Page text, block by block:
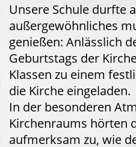
Unsere Schule durfte
außergewöhnliches
genießen: Anlässlich
Geburtstags der
Klassen zu einem
die Kirche eingeladen.
In der besonderen
Kirchenraums hörten
aufmerksam zu, wie